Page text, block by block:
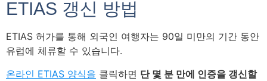
ETIAS 갱신 방법
ETIAS 허가를 통해 외국인 여행자는 90일 미만의 기간 동안
유럽에 체류할 수 있습니다.
온라인 ETIAS 양식을 클릭하면 단 몇 분 만에 인증을 갱신할